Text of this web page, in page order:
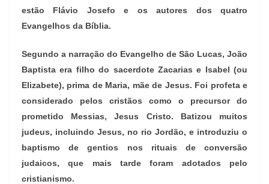
estão Flávio Josefo e os autores dos quatro
Evangelhos da Bíblia.
Segundo a narração do Evangelho de São Lucas, João
Baptista era filho do sacerdote Zacarias e Isabel (ou
Elizabete), prima de Maria, mãe de Jesus. Foi profeta e
considerado pelos cristãos como o precursor do
prometido Messias, Jesus Cristo. Batizou muitos
judeus, incluindo Jesus, no rio Jordão, e introduziu o
baptismo de gentios nos rituais de conversão
judaicos, que mais tarde foram adotados pelo
cristianismo.